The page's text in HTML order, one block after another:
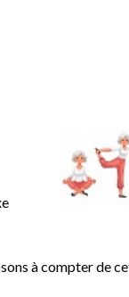
à compter de